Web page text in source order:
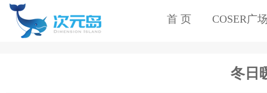
首 页 COSER广
冬日